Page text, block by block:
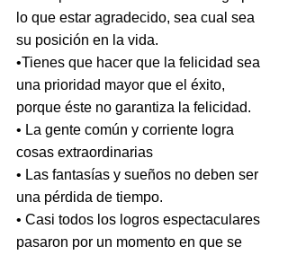
lo que estar agradecido, sea cual sea
su posición en la vida.
•Tienes que hacer que la felicidad sea
una prioridad mayor que el éxito,
porque éste no garantiza la felicidad.
• La gente común y corriente logra
cosas extraordinarias
• Las fantasías y sueños no deben ser
una pérdida de tiempo.
• Casi todos los logros espectaculares
pasaron por un momento en que se